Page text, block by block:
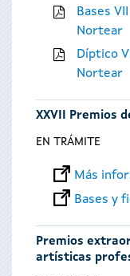
Bases
Nortear
Díptico
Nortear
XXVII Premios
EN TRÁMITE
Más
Bases y
Premios
artísticas